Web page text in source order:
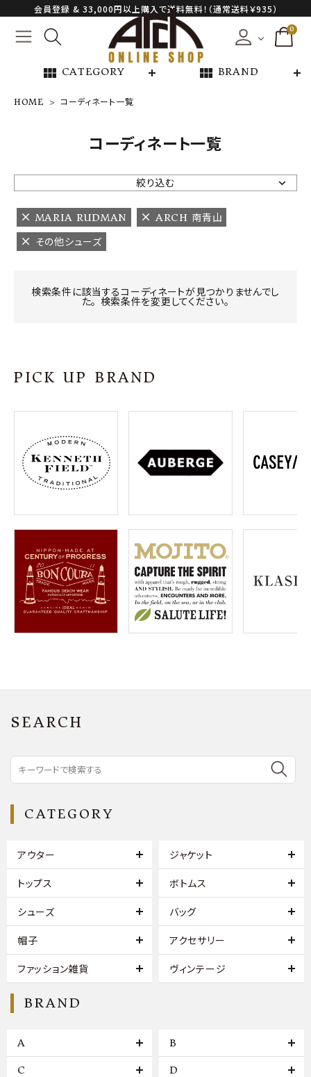
会員登録 & 33,000円以上購入で送料無料！（通常送料￥935）
0
view_module CATEGORY view_module BRAND
NEW ARRIVAL
ARCH EXCLUSIVE
BRAND
CATEGORY
プライバシーポリシー
特定商取引法について
お問い合わせ
OFFICIAL WEB SITE
meeting_room ログイン 会員登録
HOME コーディネート一覧
コーディネート一覧
絞り込む
MARIA RUDMAN
ARCH 南青山
その他シューズ
検索条件に該当するコーディネートが見つかりませんでし
た。 検索条件を変更してください。
PICK UP BRAND
SEARCH
CATEGORY
アウター ジャケット
トップス ボトムス
シューズ バッグ
帽子 アクセサリー
ファッション雑貨 ヴィンテージ
BRAND
A B
C D